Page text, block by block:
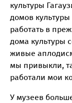
культуры
домов
работать в
дома культуры
живые
мы привыкли,
работали мои
У музеев